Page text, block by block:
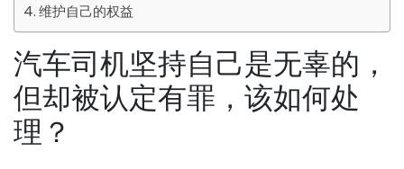
维护自己的权益
汽车司机坚持自己是无辜的，
但却被认定有罪，该如何处
理？